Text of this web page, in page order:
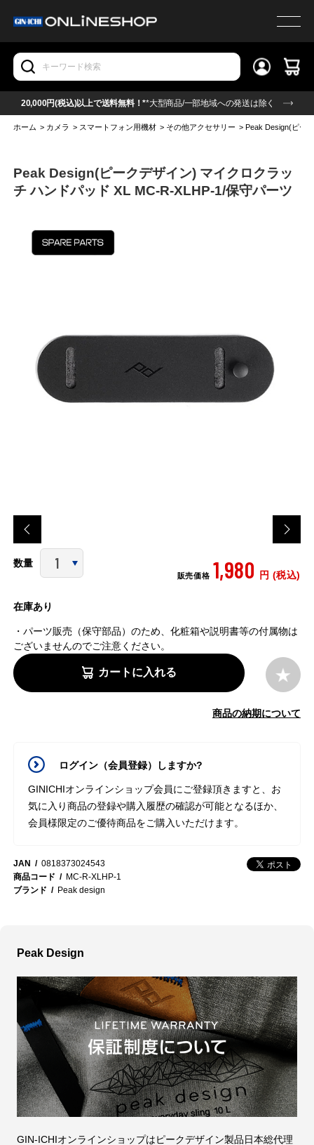
20,000円(税込)以上で送料無料！**大型商品/一部地域への発送は除く
ホーム > カメラ > スマートフォン用機材 > その他アクセサリー >Peak Design(ピー
Peak Design(ピークデザイン) マイクロクラッ
チ ハンドパッド XL MC-R-XLHP-1/保守パーツ
数量
販売価格 1,980 円 (税込)
在庫あり
・パーツ販売（保守部品）のため、化粧箱や説明書等の付属物は
ございませんのでご注意ください。
カートに入れる
商品の納期について
ログイン（会員登録）しますか?
GINICHIオンラインショップ会員にご登録頂きますと、お
気に入り商品の登録や購入履歴の確認が可能となるほか、
会員様限定のご優待商品をご購入いただけます。
JAN
0818373024543
商品コード
MC-R-XLHP-1
ブランド
Peak design
Peak Design
GIN-ICHIオンラインショップはピークデザイン製品日本総代理